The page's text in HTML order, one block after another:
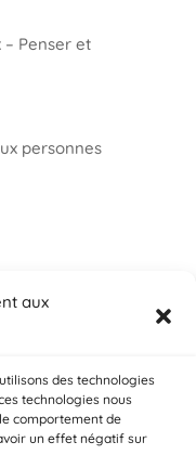
aux
des technologies
technologies nous
comportement de
un effet négatif sur
Penser et
personnes